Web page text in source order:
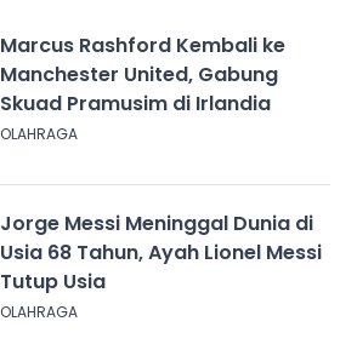
Marcus Rashford Kembali ke
Manchester United, Gabung
Skuad Pramusim di Irlandia
OLAHRAGA
Jorge Messi Meninggal Dunia di
Usia 68 Tahun, Ayah Lionel Messi
Tutup Usia
OLAHRAGA